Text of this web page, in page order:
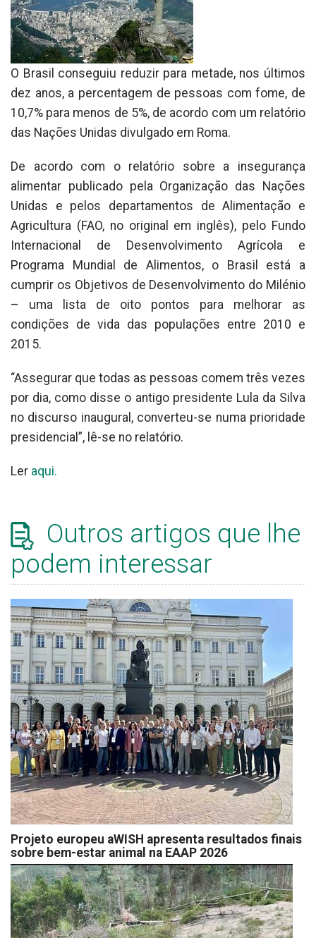
O Brasil conseguiu reduzir para metade, nos últimos
dez anos, a percentagem de pessoas com fome, de
10,7% para menos de 5%, de acordo com um relatório
das Nações Unidas divulgado em Roma.
De acordo com o relatório sobre a insegurança
alimentar publicado pela Organização das Nações
Unidas e pelos departamentos de Alimentação e
Agricultura (FAO, no original em inglês), pelo Fundo
Internacional de Desenvolvimento Agrícola e
Programa Mundial de Alimentos, o Brasil está a
cumprir os Objetivos de Desenvolvimento do Milénio
– uma lista de oito pontos para melhorar as
condições de vida das populações entre 2010 e
2015.
“Assegurar que todas as pessoas comem três vezes
por dia, como disse o antigo presidente Lula da Silva
no discurso inaugural, converteu-se numa prioridade
presidencial”, lê-se no relatório.
Ler aqui.
Outros artigos que lhe
podem interessar
Projeto europeu aWISH apresenta resultados finais
sobre bem-estar animal na EAAP 2026